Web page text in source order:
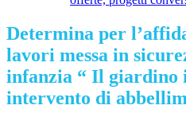
Determina per
lavori messa in
infanzia “ Il giardino
intervento di